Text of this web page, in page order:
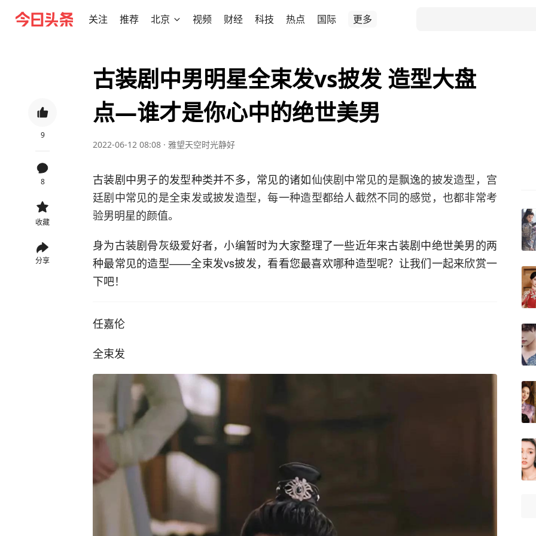
关注 推荐 北京 视频 财经 科技 热点 国际 更多
9
8
收藏
分享
古装剧中男明星全束发vs披发 造型大盘
点—谁才是你心中的绝世美男
2022-06-12 08:08 · 雅望天空时光静好
古装剧中男子的发型种类并不多，常见的诸如仙侠剧中常见的是飘逸的披发造型，宫
廷剧中常见的是全束发或披发造型，每一种造型都给人截然不同的感觉，也都非常考
验男明星的颜值。
身为古装剧骨灰级爱好者，小编暂时为大家整理了一些近年来古装剧中绝世美男的两
种最常见的造型——全束发vs披发，看看您最喜欢哪种造型呢？让我们一起来欣赏一
下吧！
任嘉伦
全束发